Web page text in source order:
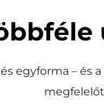
egyforma – és